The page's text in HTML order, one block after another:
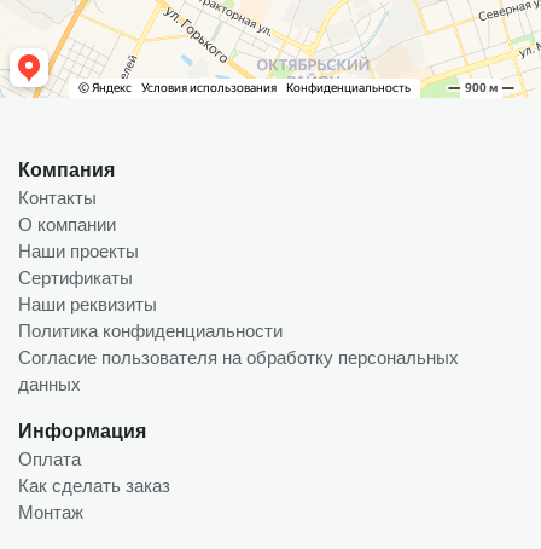
Компания
Контакты
О компании
Наши проекты
Сертификаты
Наши реквизиты
Политика конфиденциальности
Согласие пользователя на обработку персональных
данных
Информация
Оплата
Как сделать заказ
Монтаж